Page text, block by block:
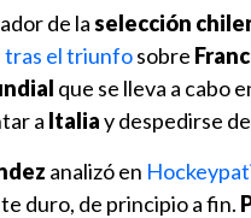
de laselección
tras el triunfosobre
que se lleva a cabo
a Italiay despedirse
analizó en
duro, de principio a fin.